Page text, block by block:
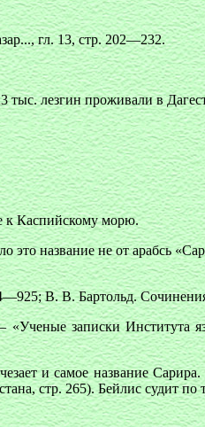
гл. 13, стр. 202—232.
лезгин проживали в
к Каспийскому морю.
название не от арабсь
В. В. Бартольд.
записки Института
и самое название
стр. 265). Бейлис судит по